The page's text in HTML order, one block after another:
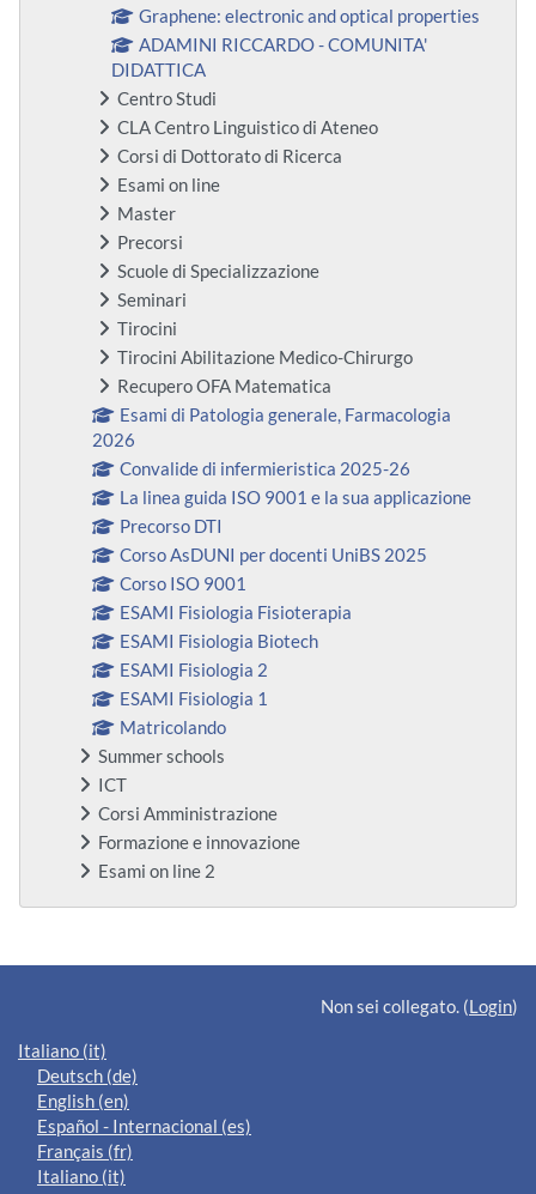
Graphene: electronic and optical properties
ADAMINI RICCARDO - COMUNITA'
DIDATTICA
Centro Studi
CLA Centro Linguistico di Ateneo
Corsi di Dottorato di Ricerca
Esami on line
Master
Precorsi
Scuole di Specializzazione
Seminari
Tirocini
Tirocini Abilitazione Medico-Chirurgo
Recupero OFA Matematica
Esami di Patologia generale, Farmacologia
2026
Convalide di infermieristica 2025-26
La linea guida ISO 9001 e la sua applicazione
Precorso DTI
Corso AsDUNI per docenti UniBS 2025
Corso ISO 9001
ESAMI Fisiologia Fisioterapia
ESAMI Fisiologia Biotech
ESAMI Fisiologia 2
ESAMI Fisiologia 1
Matricolando
Summer schools
ICT
Corsi Amministrazione
Formazione e innovazione
Esami on line 2
Blocchi supplementari
Non sei collegato. (Login)
Italiano ‎(it)‎
Deutsch ‎(de)‎
English ‎(en)‎
Español - Internacional ‎(es)‎
Français ‎(fr)‎
Italiano ‎(it)‎